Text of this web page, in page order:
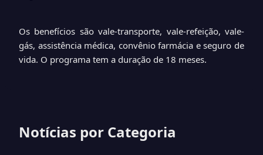
Os benefícios são vale-transporte, vale-refeição, vale-
gás, assistência médica, convênio farmácia e seguro de
vida. O programa tem a duração de 18 meses.
Notícias por Categoria